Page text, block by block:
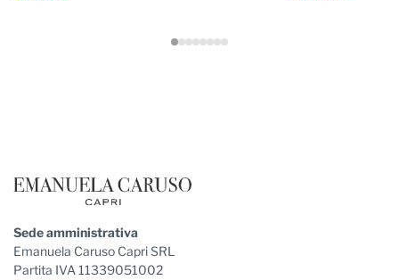
Sede amministrativa
Emanuela Caruso Capri SRL
Partita IVA 11339051002